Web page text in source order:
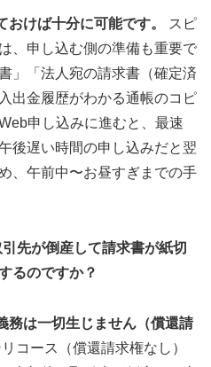
けば十分に可能です。
スピ
、申し込む側の準備も重要で
」「法人宛の請求書（確定済
出金履歴がわかる通帳のコピ
申し込みに進むと、最速
後遅い時間の申し込みだと翌
、午前中〜お昼すぎまでの手
先が倒産して請求書が紙切
るのですか？
務は一切生じません（償還請
コース（償還請求権なし）